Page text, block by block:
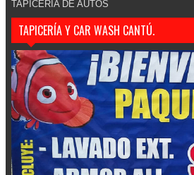
TAPICERIA DE AUTOS
TAPICERÍA Y CAR WASH CANTÚ.